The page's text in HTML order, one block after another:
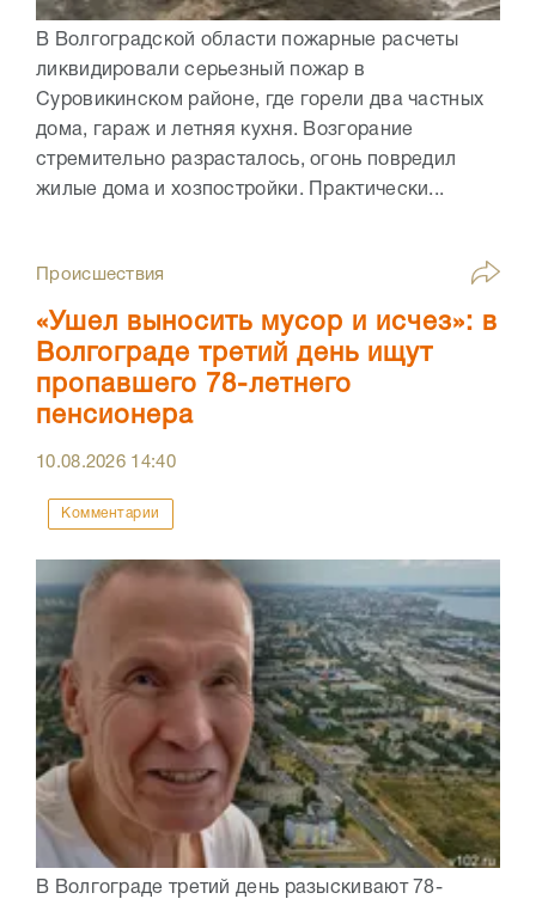
В Волгоградской области пожарные расчеты
ликвидировали серьезный пожар в
Суровикинском районе, где горели два частных
дома, гараж и летняя кухня. Возгорание
стремительно разрасталось, огонь повредил
жилые дома и хозпостройки. Практически...
Происшествия
«Ушел выносить мусор и исчез»: в
Волгограде третий день ищут
пропавшего 78-летнего
пенсионера
10.08.2026 14:40
Комментарии
В Волгограде третий день разыскивают 78-